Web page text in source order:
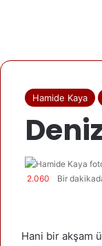
Hamide Kaya
2.060
Bir
Hani bir akşam